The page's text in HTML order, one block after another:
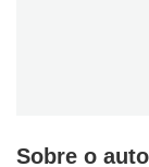
Sobre o